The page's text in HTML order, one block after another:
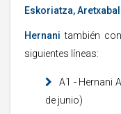
Eskoriatza,
Hernani también
siguientes líneas:
A1 - Hernani
de junio)